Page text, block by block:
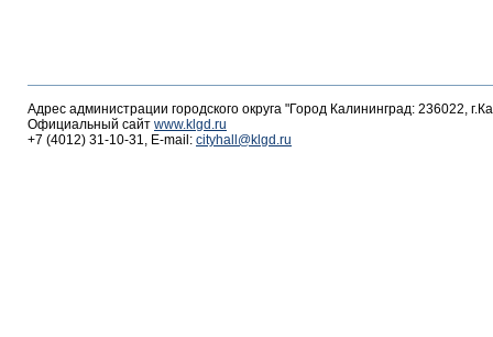
Адрес администрации городского округа "Город Калининград: 236022,
Официальный сайт www.klgd.ru
+7 (4012) 31-10-31, E-mail: cityhall@klgd.ru